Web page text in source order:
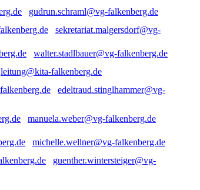
gudrun.schraml@vg-falkenberg.de
sekretariat.malgersdorf@vg-
walter.stadlbauer@vg-falkenberg.de
leitung@kita-falkenberg.de
edeltraud.stinglhammer@vg-
manuela.weber@vg-falkenberg.de
michelle.wellner@vg-falkenberg.de
guenther.wintersteiger@vg-